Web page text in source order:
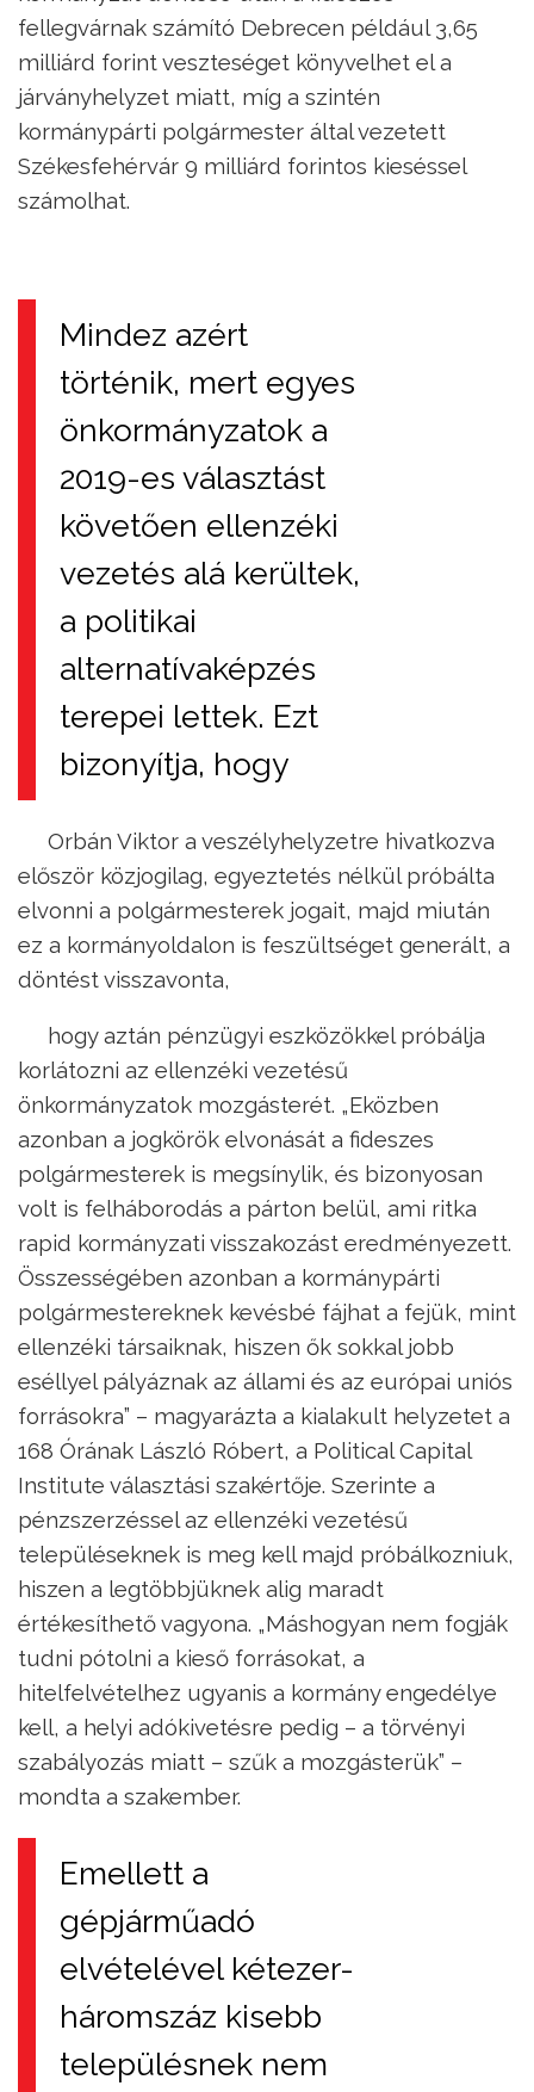
fellegvárnak számító Debrecen például 3,65
milliárd forint veszteséget könyvelhet el a
járványhelyzet miatt, míg a szintén
kormánypárti polgármester által vezetett
Székesfehérvár 9 milliárd forintos kieséssel
számolhat.
Mindez azért
történik, mert egyes
önkormányzatok a
2019-es választást
követően ellenzéki
vezetés alá kerültek,
a politikai
alternatívaképzés
terepei lettek. Ezt
bizonyítja, hogy
Orbán Viktor a veszélyhelyzetre hivatkozva
először közjogilag, egyeztetés nélkül próbálta
elvonni a polgármesterek jogait, majd miután
ez a kormányoldalon is feszültséget generált, a
döntést visszavonta,
hogy aztán pénzügyi eszközökkel próbálja
korlátozni az ellenzéki vezetésű
önkormányzatok mozgásterét. „Eközben
azonban a jogkörök elvonását a fideszes
polgármesterek is megsínylik, és bizonyosan
volt is felháborodás a párton belül, ami ritka
rapid kormányzati visszakozást eredményezett.
Összességében azonban a kormánypárti
polgármestereknek kevésbé fájhat a fejük, mint
ellenzéki társaiknak, hiszen ők sokkal jobb
eséllyel pályáznak az állami és az európai uniós
forrásokra” – magyarázta a kialakult helyzetet a
168 Órának László Róbert, a Political Capital
Institute választási szakértője. Szerinte a
pénzszerzéssel az ellenzéki vezetésű
településeknek is meg kell majd próbálkozniuk,
hiszen a legtöbbjüknek alig maradt
értékesíthető vagyona. „Máshogyan nem fogják
tudni pótolni a kieső forrásokat, a
hitelfelvételhez ugyanis a kormány engedélye
kell, a helyi adókivetésre pedig – a törvényi
szabályozás miatt – szűk a mozgásterük” –
mondta a szakember.
Emellett a
gépjárműadó
elvételével kétezer-
háromszáz kisebb
településnek nem